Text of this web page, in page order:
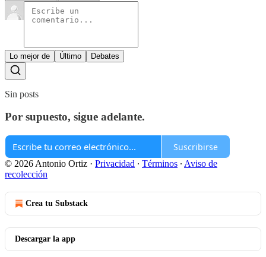
Lo mejor de Último Debates
Sin posts
Por supuesto, sigue adelante.
Suscribirse
© 2026 Antonio Ortiz · Privacidad ∙ Términos ∙ Aviso de
recolección
Crea tu Substack
Descargar la app